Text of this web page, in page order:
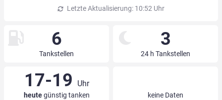
Letzte Aktualisierung: 10:52 Uhr
6
Tankstellen
3
24 h Tankstellen
17-19 Uhr
heutegünstig tanken keine Daten